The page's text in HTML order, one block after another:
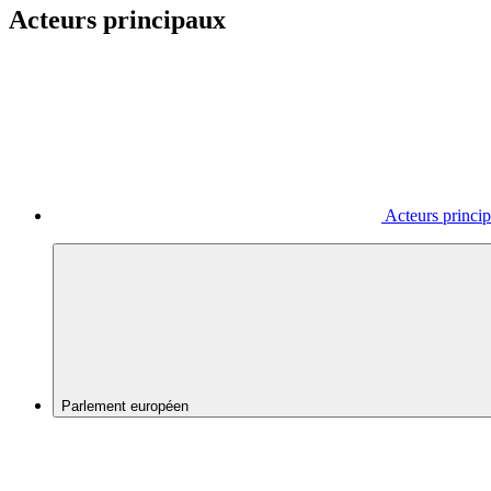
Acteurs principaux
Acteurs
Parlement européen